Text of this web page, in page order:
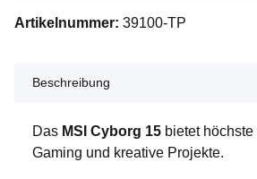
Artikelnummer: 39100-TP
Beschreibung
Das MSI Cyborg 15 bietet
Gaming und kreative Projekte.